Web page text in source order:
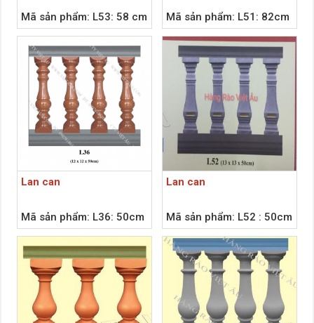
Mã sản phẩm: L53: 58 cm Mã sản phẩm: L51: 82cm
Lan can
Mã sản phẩm: L36: 50cm
Lan can
Mã sản phẩm: L52 : 50cm